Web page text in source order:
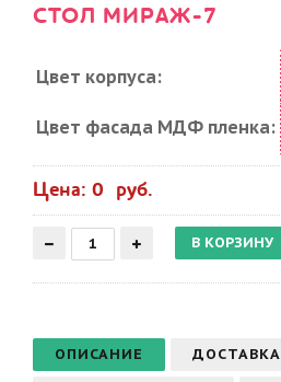
СТОЛ МИРАЖ-7
Цвет корпуса:
Цвет фасада МДФ пленка:
Цена: 0 руб.
ОПИСАНИЕ ДОСТАВКА